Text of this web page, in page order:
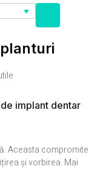
implant dentar
Aceasta compromite
și vorbirea. Mai